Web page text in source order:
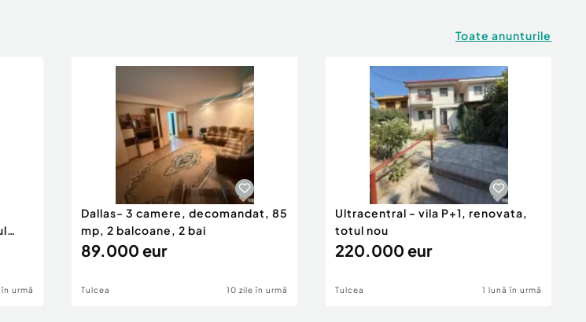
Toate anunturile
în urmă
Dallas- 3 camere, decomandat, 85
mp, 2 balcoane, 2 bai
89.000 eur
Tulcea 10 zile în urmă
Ultracentral - vila P+1, renovata,
totul nou
220.000 eur
Tulcea 1 lună în urmă